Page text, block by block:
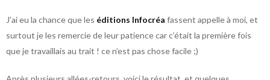
J’ai eu la chance que les éditions Infocréa fassent appelle à moi, et
surtout je les remercie de leur patience car c’était la première fois
que je travaillais au trait ! ce n’est pas chose facile ;)